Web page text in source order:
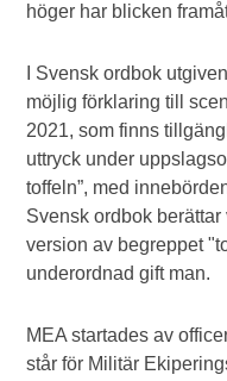
höger har blicken
I Svensk ordbok
möjlig förklaring till
2021, som finns
uttryck under
toffeln”, med
Svensk ordbok
version av begreppet
underordnad gift man.
MEA startades av
står för Militär